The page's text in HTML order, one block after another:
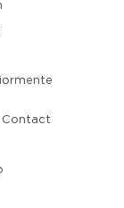
Contact